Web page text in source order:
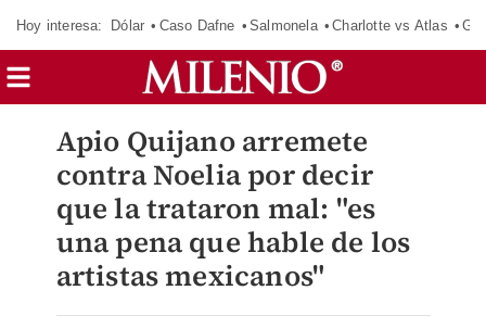
Hoy interesa: Dólar Caso Dafne Salmonela Charlotte vs Atlas
Apio Quijano arremete
contra Noelia por decir
que la trataron mal: "es
una pena que hable de los
artistas mexicanos"